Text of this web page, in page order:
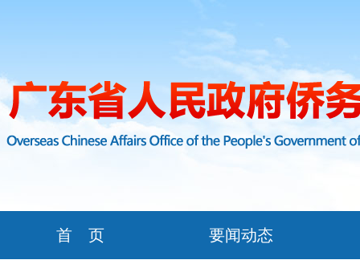
首 页 要闻动态